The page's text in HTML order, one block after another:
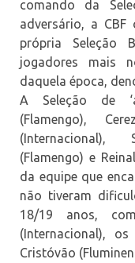
comando da
adversário, a
própria Seleção
jogadores mais
daquela época,
A Seleção de
(Flamengo),
(Internacional),
(Flamengo) e
da equipe que
não tiveram
18/19 anos,
(Internacional),
Cristóvão